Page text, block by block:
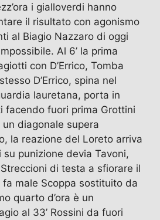
i gialloverdi hanno
il risultato con agonismo
al Biagio Nazzaro di oggi
Al 6’ la prima
con D’Errico, Tomba
D’Errico, spina nel
lauretana, porta in
facendo fuori prima Grottini
diagonale supera
la reazione del Loreto arriva
su punizione devia Tavoni,
di testa a sfiorare il
fa male Scoppa sostituito da
quarto d’ora è un
al 33’ Rossini da fuori